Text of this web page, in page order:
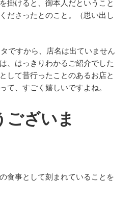
掛けると、御本人だということ
ださったとのこと。（思い出し
ですから、店名は出ていません
、はっきりわかるご紹介でした
して昔行ったことのあるお店と
て、すごく嬉しいですよね。
ございま
食事として刻まれていることを